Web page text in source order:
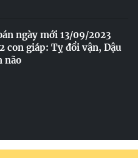
ngày mới 13/09/2023
con giáp: Tỵ đổi vận, Dậu
não